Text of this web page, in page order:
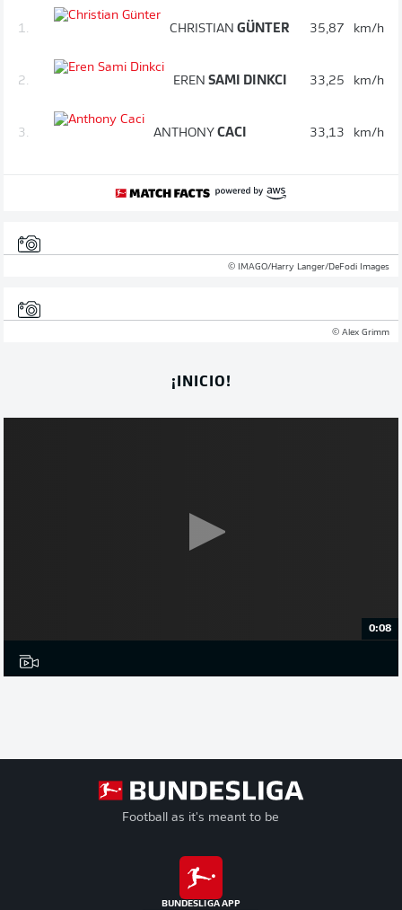
1. CHRISTIAN GÜNTER 35,87 km/h
2. EREN SAMI DINKCI 33,25 km/h
3. ANTHONY CACI 33,13 km/h
© IMAGO/Harry Langer/DeFodi Images
© Alex Grimm
¡INICIO!
0:08
Football as it's meant to be
BUNDESLIGA APP